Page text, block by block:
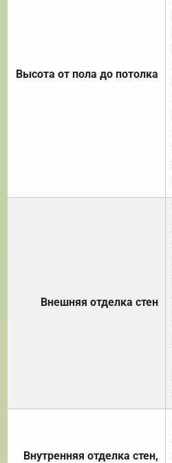
Высота от пола до потолка
Внешняя отделка стен
Внутренняя отделка стен,